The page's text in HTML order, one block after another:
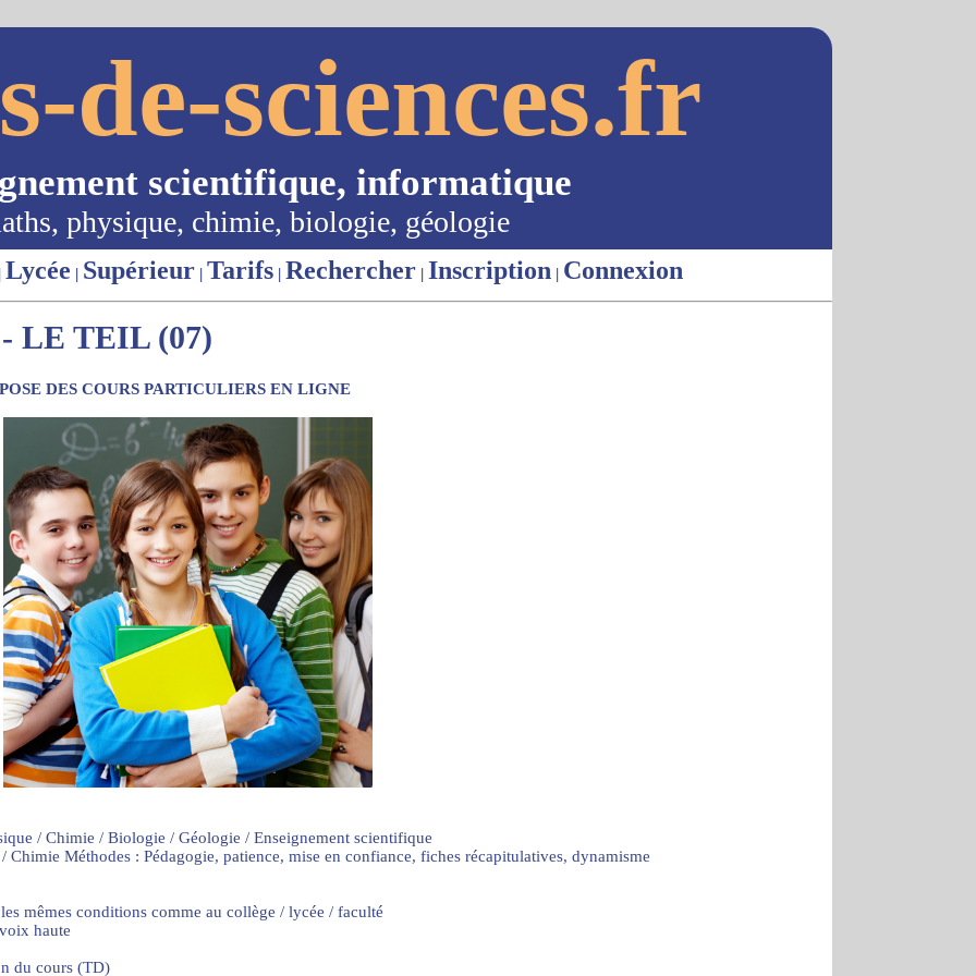
de-sciences.fr
scientifique, informatique
physique, chimie, biologie, géologie
Lycée | Supérieur | Tarifs | Rechercher | Inscription | Connexion
LE TEIL (07)
DES COURS PARTICULIERS EN LIGNE
/ Chimie / Biologie / Géologie / Enseignement scientifique
Méthodes : Pédagogie, patience, mise en confiance, fiches récapitulatives, dynamisme
mêmes conditions comme au collège / lycée / faculté
haute
du cours (TD)